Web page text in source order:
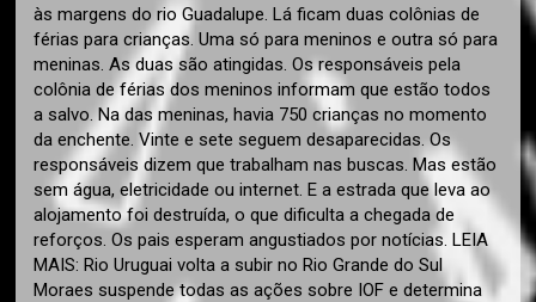
às margens do rio Guadalupe. Lá ficam duas colônias de
férias para crianças. Uma só para meninos e outra só para
meninas. As duas são atingidas. Os responsáveis pela
colônia de férias dos meninos informam que estão todos
a salvo. Na das meninas, havia 750 crianças no momento
da enchente. Vinte e sete seguem desaparecidas. Os
responsáveis dizem que trabalham nas buscas. Mas estão
sem água, eletricidade ou internet. E a estrada que leva ao
alojamento foi destruída, o que dificulta a chegada de
reforços. Os pais esperam angustiados por notícias. LEIA
MAIS: Rio Uruguai volta a subir no Rio Grande do Sul
Moraes suspende todas as ações sobre IOF e determina